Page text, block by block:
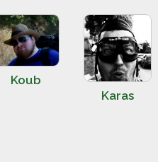
Koub
Karas